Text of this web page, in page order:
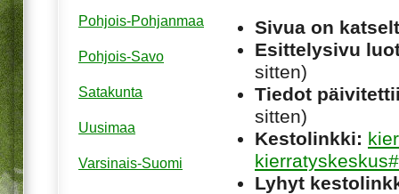
Sivua on
Esittelysivu
sitten)
Tiedot
sitten)
Kestolinkki:
Lyhyt
Pohjois-Pohjanmaa
Pohjois-Savo
Satakunta
Uusimaa
Varsinais-Suomi